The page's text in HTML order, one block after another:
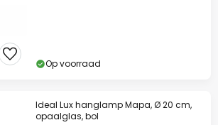
Op voorraad
Ideal Lux hanglamp Mapa, Ø 20 cm,
opaalglas, bol